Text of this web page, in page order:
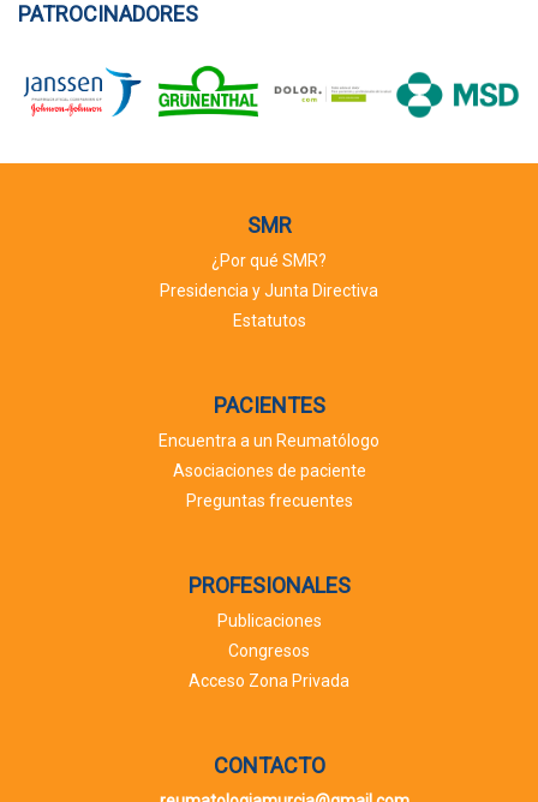
PATROCINADORES
SMR
¿Por qué SMR?
Presidencia y Junta Directiva
Estatutos
PACIENTES
Encuentra a un Reumatólogo
Asociaciones de paciente
Preguntas frecuentes
PROFESIONALES
Publicaciones
Congresos
Acceso Zona Privada
CONTACTO